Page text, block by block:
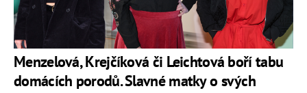
Menzelová, Krejčíková či Leichtová boří tabu
domácích porodů. Slavné matky o svých